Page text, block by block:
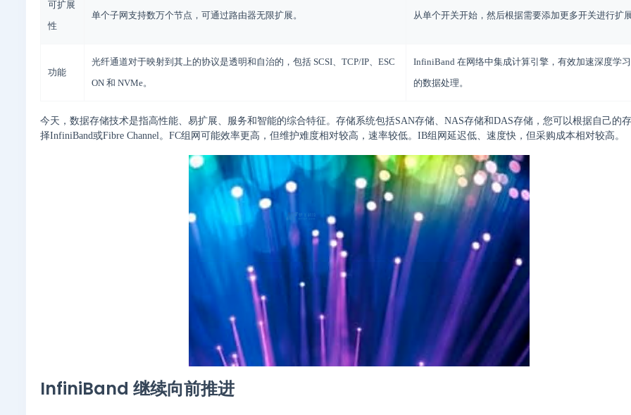
可扩展
性
单个子网支持数万个节点，可通过路由器无限扩展。 从单个开关开始，然后根据需要添加更多开关进行扩展
功能
光纤通道对于映射到其上的协议是透明和自治的，包括 SCSI、TCP/IP、ESC
ON 和 NVMe。
InfiniBand 在网络中集成计算引擎，有效加速深度学习
的数据处理。
今天，数据存储技术是指高性能、易扩展、服务和智能的综合特征。存储系统包括SAN存储、NAS存储和DAS存储，您可以根据自己的
择InfiniBand或Fibre Channel。FC组网可能效率更高，但维护难度相对较高，速率较低。IB组网延迟低、速度快，但采购成本相对较高。
InfiniBand 继续向前推进